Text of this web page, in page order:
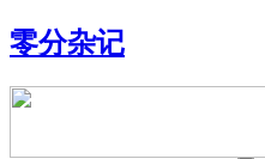
零分杂记